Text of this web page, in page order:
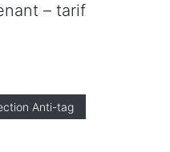
– tarif
Anti-tag